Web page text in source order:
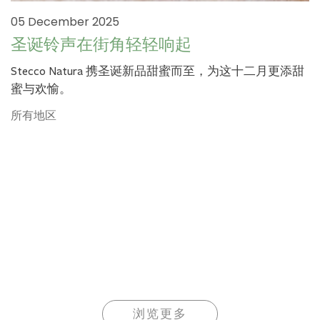
05 December 2025
圣诞铃声在街角轻轻响起
Stecco Natura 携圣诞新品甜蜜而至，为这十二月更添甜
蜜与欢愉。
所有地区
浏览更多